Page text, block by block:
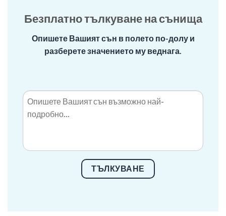
Безплатно тълкуване на сънища
Опишете Вашият сън в полето по-долу и
разберете значението му веднага.
ТЪЛКУВАНЕ